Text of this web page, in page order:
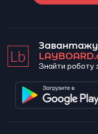
Знайти роботу